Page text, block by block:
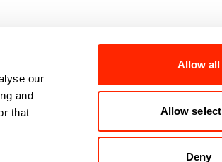
our
and
that
Allow all
Allow
Deny